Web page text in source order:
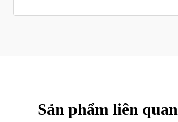
Sản phẩm liên quan